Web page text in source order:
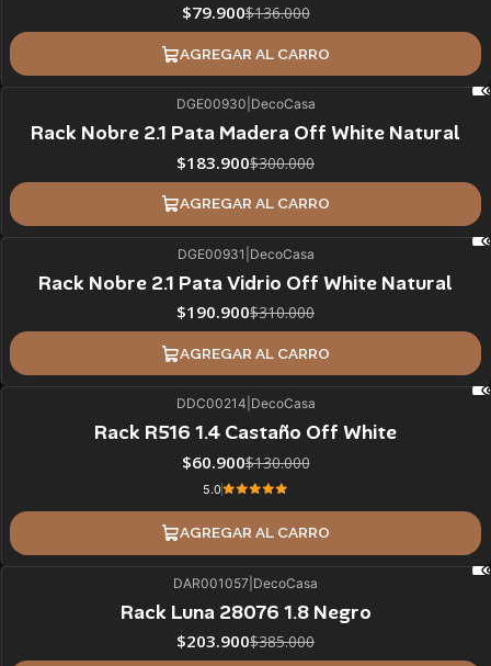
$79.900$136.000
AGREGAR AL CARRO
DGE00930 DecoCasa
Rack Nobre 2.1 Pata Madera Off White Natural
$183.900$300.000
AGREGAR AL CARRO
DGE00931 DecoCasa
Rack Nobre 2.1 Pata Vidrio Off White Natural
$190.900$310.000
AGREGAR AL CARRO
DDC00214 DecoCasa
Rack R516 1.4 Castaño Off White
$60.900$130.000
5.0
AGREGAR AL CARRO
DAR001057 DecoCasa
Rack Luna 28076 1.8 Negro
$203.900$385.000